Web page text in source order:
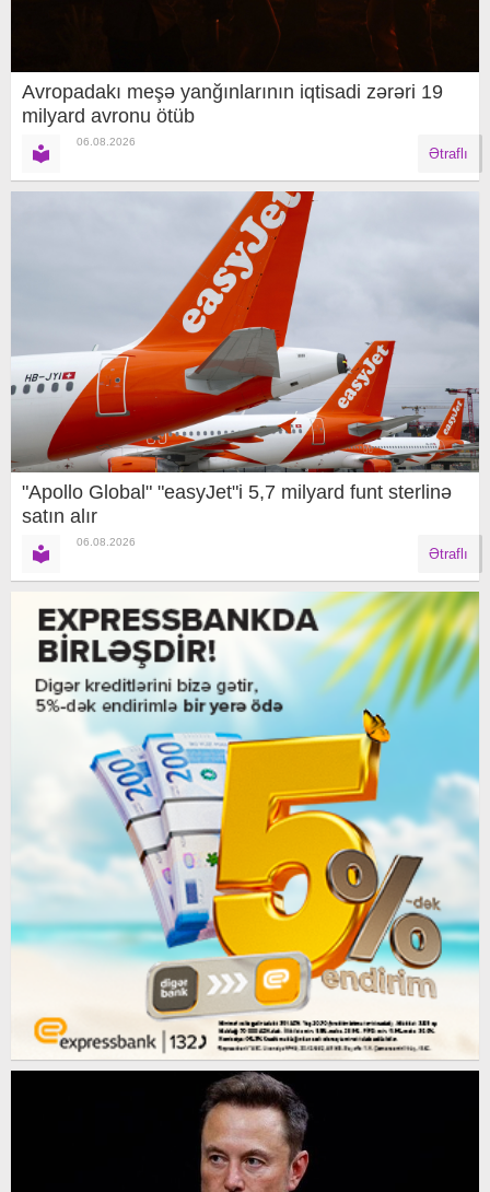
Avropadakı meşə yanğınlarının iqtisadi zərəri 19
milyard avronu ötüb
06.08.2026
Ətraflı
"Apollo Global" "easyJet"i 5,7 milyard funt sterlinə
satın alır
06.08.2026
Ətraflı